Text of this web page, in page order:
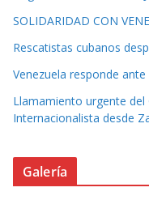
SOLIDARIDAD CON
Rescatistas cubanos
Venezuela responde
Llamamiento urgente del
Internacionalista desde
Galería